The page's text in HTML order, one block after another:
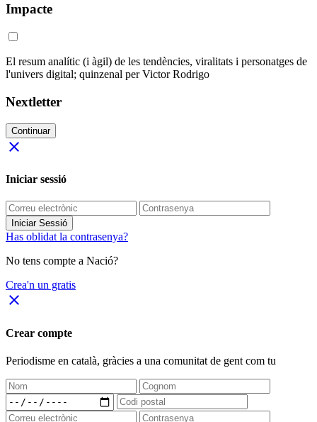
Impacte
El resum analític (i àgil) de les tendències, viralitats i personatges de
l'univers digital; quinzenal per Victor Rodrigo
Nextletter
Continuar
close
Iniciar sessió
Iniciar Sessió
Has oblidat la contrasenya?
No tens compte a Nació?
Crea'n un gratis
close
Crear compte
Periodisme en català, gràcies a una comunitat de gent com tu